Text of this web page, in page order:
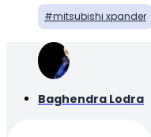
mitsubishi xpander
Baghendra Lodra